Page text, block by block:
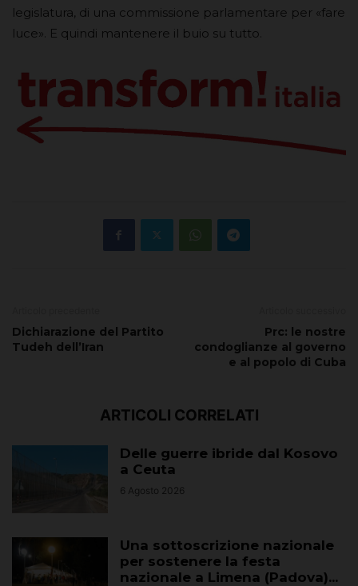
legislatura, di una commissione parlamentare per «fare
luce». E quindi mantenere il buio su tutto.
Dichiarazione del Partito
Tudeh dell’Iran
Prc: le nostre
condoglianze al governo
e al popolo di Cuba
ARTICOLI CORRELATI
Delle guerre ibride dal Kosovo
a Ceuta
6 Agosto 2026
Una sottoscrizione nazionale
per sostenere la festa
nazionale a Limena (Padova)...